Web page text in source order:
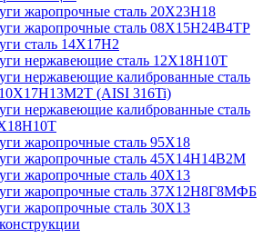
жаропрочные сталь 20Х23Н18
жаропрочные сталь 08Х15Н24В4ТР
сталь 14Х17Н2
нержавеющие сталь 12Х18Н10Т
нержавеющие калиброванные сталь
(AISI 316Ti)
нержавеющие калиброванные сталь
жаропрочные сталь 95Х18
жаропрочные сталь 45Х14Н14В2М
жаропрочные сталь 40Х13
жаропрочные сталь 37Х12Н8Г8МФБ
жаропрочные сталь 30Х13